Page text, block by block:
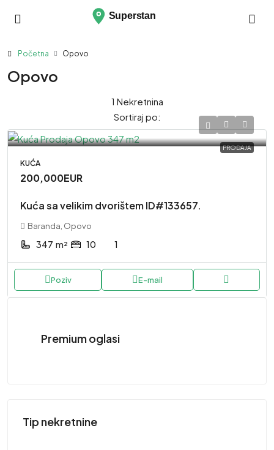
Početna Opovo
Opovo
1 Nekretnina
Sortiraj po:
PRODAJA
KUĆA
200,000EUR
Kuća sa velikim dvorištem ID#133657.
Baranda, Opovo
347 m² 10 1
Poziv E-mail
Premium oglasi
Tip nekretnine